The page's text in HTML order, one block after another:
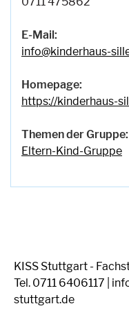
E-Mail:
info@kinderhaus-
Homepage:
https://kinderhaus-
Themen der Gruppe:
Eltern-Kind-Gruppe
KISS Stuttgart -
Tel. 0711 6406117 |
stuttgart.de